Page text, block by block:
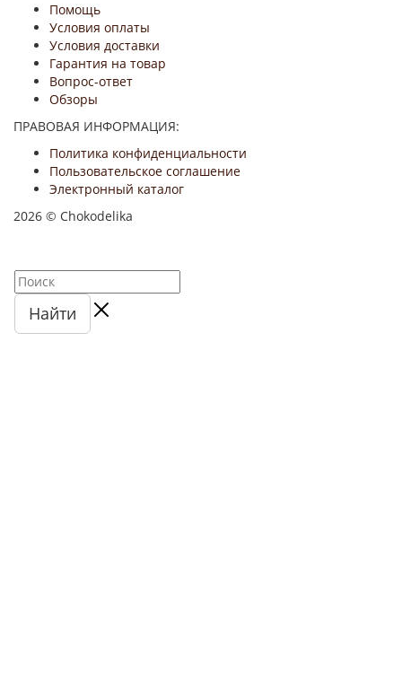
Помощь
Условия оплаты
Условия доставки
Гарантия на товар
Вопрос-ответ
Обзоры
ПРАВОВАЯ ИНФОРМАЦИЯ:
Политика конфиденциальности
Пользовательское соглашение
Электронный каталог
2026 © Chokodelika
Найти